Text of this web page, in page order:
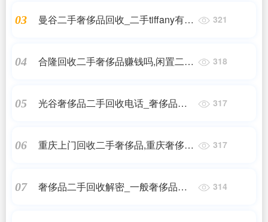
03
曼谷二手奢侈品回收_二手tiffany有人
321
04
合隆回收二手奢侈品赚钱吗,闲置二手
318
05
光谷奢侈品二手回收电话_奢侈品回
317
06
重庆上门回收二手奢侈品,重庆奢侈品
317
07
奢侈品二手回收解密_一般奢侈品怎
314